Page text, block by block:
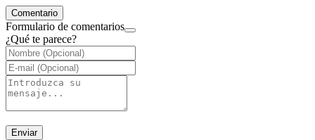
Comentario
Formulario de comentarios
¿Qué te parece?
Enviar